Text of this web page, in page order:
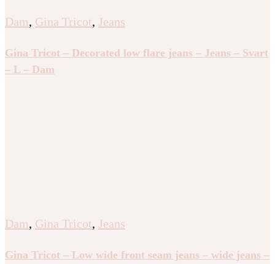
Dam, Gina Tricot, Jeans
Gina Tricot – Decorated low flare jeans – Jeans – Svart
– L – Dam
Dam, Gina Tricot, Jeans
Gina Tricot – Low wide front seam jeans – wide jeans –